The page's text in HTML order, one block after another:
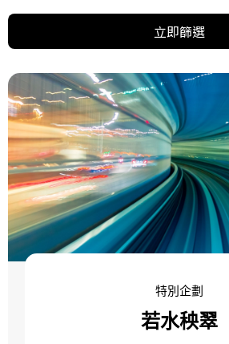
立即篩選
特別企劃
若水秧翠